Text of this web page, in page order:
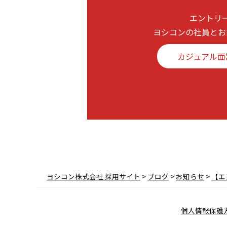
エントリ
ヨシコンの社員と
カジュアル
ヨシコン株式会社 採用サイト > ブログ > お知らせ > 【
個人情報保護